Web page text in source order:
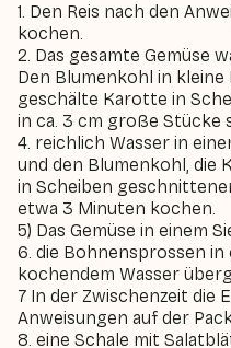
1. Den Reis nach den
kochen.
2. Das gesamte Gemüse
Den Blumenkohl in kleine
geschälte Karotte in
in ca. 3 cm große Stücke
4. reichlich Wasser in
und den Blumenkohl, die
in Scheiben
etwa 3 Minuten kochen.
5) Das Gemüse in einem
6. die Bohnensprossen in
kochendem Wasser
7 In der Zwischenzeit die
Anweisungen auf der
8. eine Schale mit